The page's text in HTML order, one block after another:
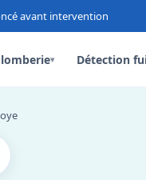
avant intervention
▾ Détection